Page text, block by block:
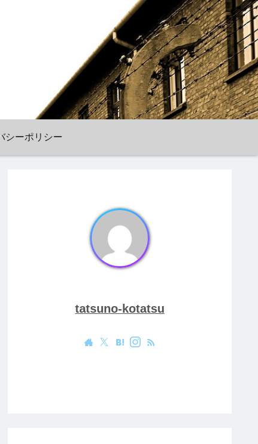
シーポリシー
tatsuno-kotatsu